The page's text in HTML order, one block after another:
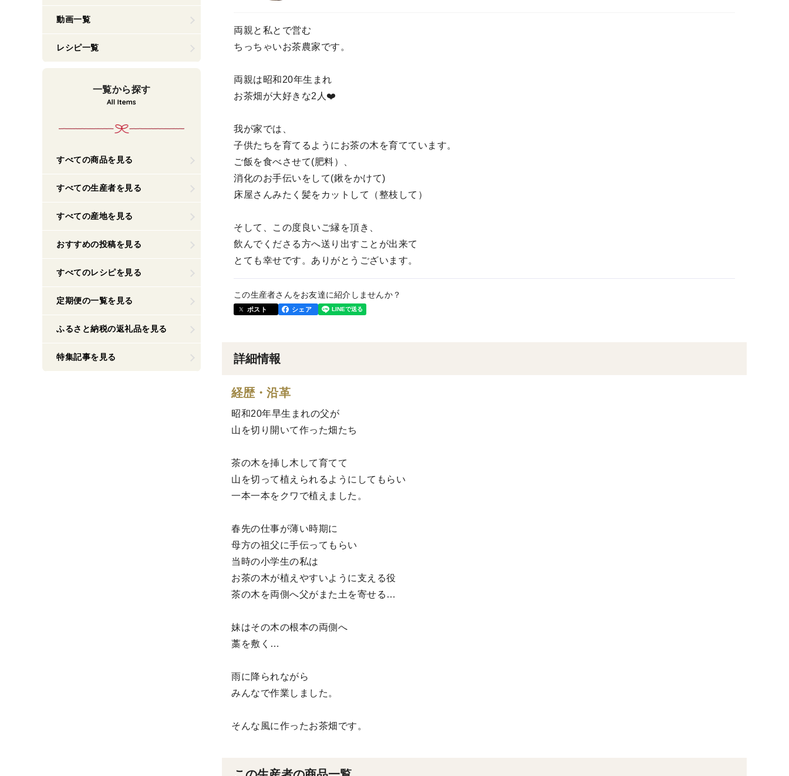
両親と私とで営む
ちっちゃいお茶農家です。
両親は昭和20年生まれ
お茶畑が大好きな2人❤️
我が家では、
子供たちを育てるようにお茶の木を育てています。
ご飯を食べさせて(肥料）、
消化のお手伝いをして(鍬をかけて)
床屋さんみたく髪をカットして（整枝して）
そして、この度良いご縁を頂き、
飲んでくださる方へ送り出すことが出来て
とても幸せです。ありがとうございます。
この生産者さんをお友達に紹介しませんか？
ポスト シェア
詳細情報
経歴・沿革
昭和20年早生まれの父が
山を切り開いて作った畑たち
茶の木を挿し木して育てて
山を切って植えられるようにしてもらい
一本一本をクワで植えました。
春先の仕事が薄い時期に
母方の祖父に手伝ってもらい
当時の小学生の私は
お茶の木が植えやすいように支える役
茶の木を両側へ父がまた土を寄せる…
妹はその木の根本の両側へ
藁を敷く…
雨に降られながら
みんなで作業しました。
そんな風に作ったお茶畑です。
動画一覧
レシピ一覧
一覧から探す
すべての商品を見る
すべての生産者を見る
すべての産地を見る
おすすめの投稿を見る
すべてのレシピを見る
定期便の一覧を見る
ふるさと納税の返礼品を見る
特集記事を見る